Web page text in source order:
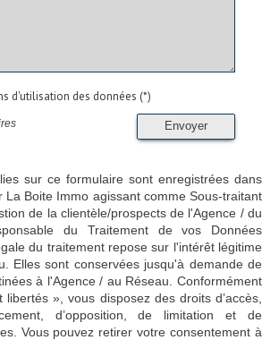
d'utilisation des données (*)
Envoyer
sur ce formulaire sont enregistrées dans
La Boite Immo agissant comme Sous-traitant
de la clientèle/prospects de l'Agence / du
du Traitement de vos Données
du traitement repose sur l'intérêt légitime
Elles sont conservées jusqu'à demande de
à l'Agence / au Réseau. Conformément
», vous disposez des droits d’accès,
d’opposition, de limitation et de
Vous pouvez retirer votre consentement à